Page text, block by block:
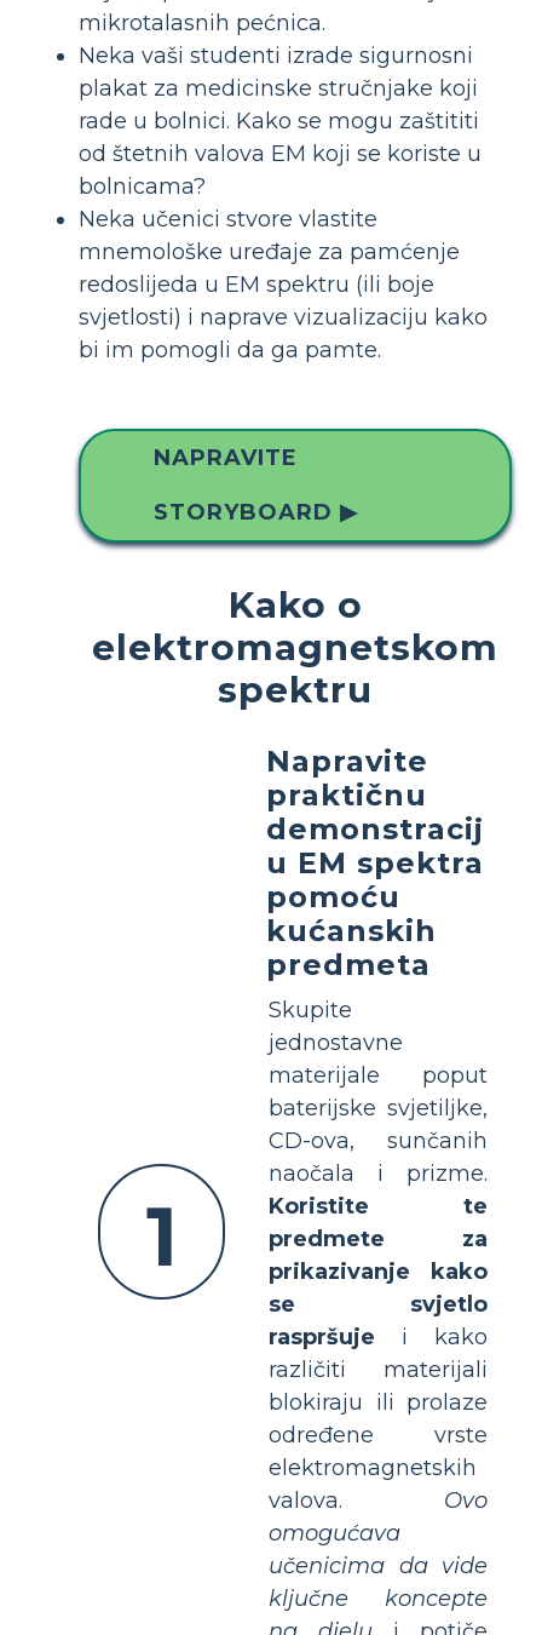
mikrotalasnih pećnica.
Neka vaši studenti izrade sigurnosni
plakat za medicinske stručnjake koji
rade u bolnici. Kako se mogu zaštititi
od štetnih valova EM koji se koriste u
bolnicama?
Neka učenici stvore vlastite
mnemološke uređaje za pamćenje
redoslijeda u EM spektru (ili boje
svjetlosti) i naprave vizualizaciju kako
bi im pomogli da ga pamte.
NAPRAVITE
STORYBOARD ▶
Kako o
elektromagnetskom
spektru
1
Napravite
praktičnu
demonstracij
u EM spektra
pomoću
kućanskih
predmeta
Skupite
jednostavne
materijale poput
baterijske svjetiljke,
CD-ova, sunčanih
naočala i prizme.
Koristite te
predmete za
prikazivanje kako
se svjetlo
raspršuje i kako
različiti materijali
blokiraju ili prolaze
određene vrste
elektromagnetskih
valova. Ovo
omogućava
učenicima da vide
ključne koncepte